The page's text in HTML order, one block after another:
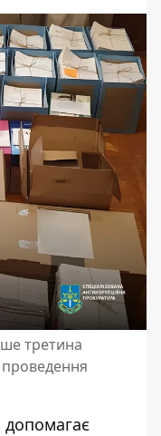
третина
проведення